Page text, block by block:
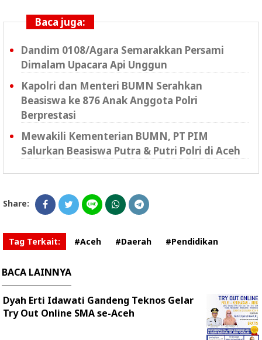
Baca juga:
Dandim 0108/Agara Semarakkan Persami
Dimalam Upacara Api Unggun
Kapolri dan Menteri BUMN Serahkan
Beasiswa ke 876 Anak Anggota Polri
Berprestasi
Mewakili Kementerian BUMN, PT PIM
Salurkan Beasiswa Putra & Putri Polri di Aceh
Share:
Tag Terkait: #Aceh #Daerah #Pendidikan
BACA LAINNYA
Dyah Erti Idawati Gandeng Teknos Gelar
Try Out Online SMA se-Aceh